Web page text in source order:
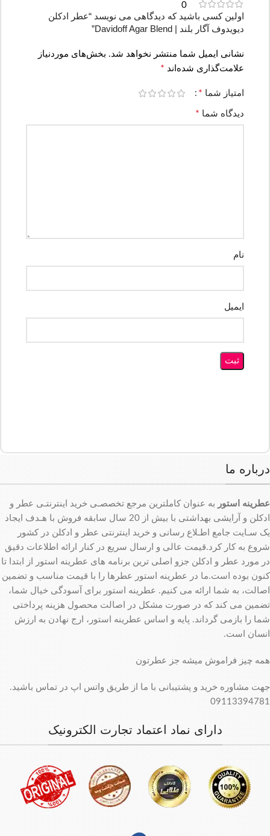
0
اولین کسی باشید که دیدگاهی می نویسد “عطر ادکلن
دیویدوف آگار بلند | Davidoff Agar Blend”
نشانی ایمیل شما منتشر نخواهد شد. بخش‌های موردنیاز
علامت‌گذاری شده‌اند *
امتیاز شما *
دیدگاه شما *
نام
ایمیل
درباره ما
عطرینه استور به عنوان کاملترین مرجع تخصصـی خرید اینترنتـی عطر و
ادکلن و آرایشی بهداشتی با بیش از 20 سال سابقه فروش با هـدف ایجاد
یک سـایت جامع اطـلاع رسانی و خرید اینترنتی عطر و ادکلن در کشور
شروع به کار کرد.قیمت عالی و ارسال سریع در کنار ارائه اطلاعات دقیق
در مورد عطر و ادکلن جزو اصلی ترین برنامه های عطرینه استور از ابتدا تا
کنون بوده است.ما در عطرینه استور عطرها را با قیمت مناسب و تضمین
اصالت، به شما ارائه می کنیم. عطرینه استور برای آسودگی خیال شما،
تضمین می کند که در صورت مشکل در اصالت محصول هزینه پرداختی
شما را بازمی گرداند. پایه و اساس عطرینه استور، ارج نهادن به ارزش
انسان است.
همه چیز فراموش میشه جز عطرتون
جهت مشاوره خرید و پشتیبانی با ما از طریق واتس اپ در تماس باشید.
09113394781
دارای نماد اعتماد تجارت الکترونیک